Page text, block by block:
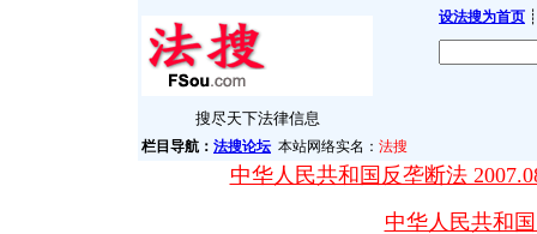
搜尽天下法律信息
设法搜为首页 ┊
栏目导航： 法搜论坛 本站网络实名： 法搜
中华人民共和国反垄断法
中华人民共和